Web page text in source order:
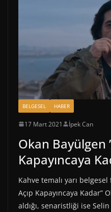
BELGESEL HABER
17 Mart 2021 İpek Can
Okan Bayülgen
Kapayıncaya
Kahve temalı yarı
Açıp Kapayıncaya Kadar”
aldığı, senaristliği ise